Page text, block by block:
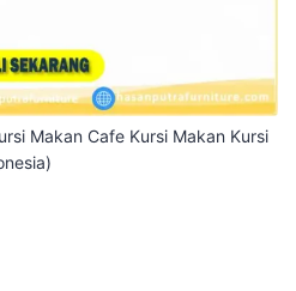
Makan Cafe Kursi Makan Kursi